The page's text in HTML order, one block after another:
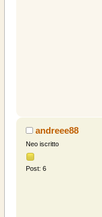
andreee88
Neo iscritto
Post: 6